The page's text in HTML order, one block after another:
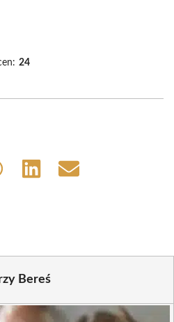
24
Share
Share
Bereś